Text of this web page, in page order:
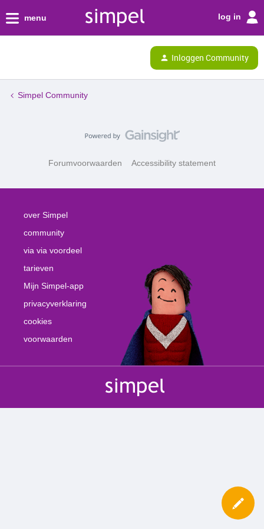
menu log in
Inloggen Community
Simpel Community
Forumvoorwaarden Accessibility statement
over Simpel
community
via via voordeel
tarieven
Mijn Simpel-app
privacyverklaring
cookies
voorwaarden